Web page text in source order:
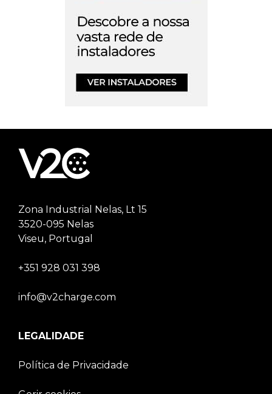
Zona Industrial Nelas, Lt 15
3520-095 Nelas
Viseu, Portugal
+351 928 031 398
info@v2charge.com
LEGALIDADE
Política de Privacidade